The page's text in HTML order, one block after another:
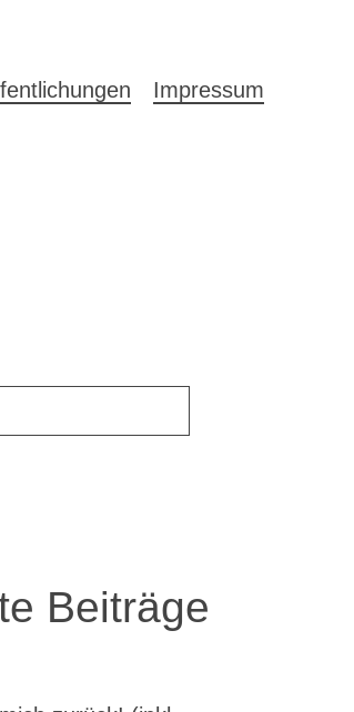
Impressum
Beiträge